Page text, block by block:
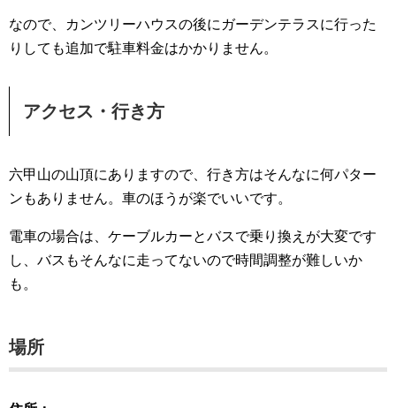
なので、カンツリーハウスの後にガーデンテラスに行った
りしても追加で駐車料金はかかりません。
アクセス・行き方
六甲山の山頂にありますので、行き方はそんなに何パター
ンもありません。車のほうが楽でいいです。
電車の場合は、ケーブルカーとバスで乗り換えが大変です
し、バスもそんなに走ってないので時間調整が難しいか
も。
場所